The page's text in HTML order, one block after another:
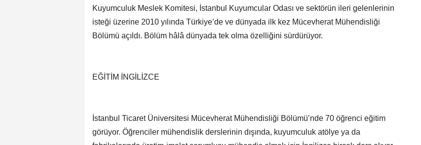
Kuyumculuk Meslek Komitesi, İstanbul Kuyumcular Odası ve sektörün ileri gelenlerinin
isteği üzerine 2010 yılında Türkiye’de ve dünyada ilk kez Mücevherat Mühendisliği
Bölümü açıldı. Bölüm hâlâ dünyada tek olma özelliğini sürdürüyor.
EĞİTİM İNGİLİZCE
İstanbul Ticaret Üniversitesi Mücevherat Mühendisliği Bölümü’nde 70 öğrenci eğitim
görüyor. Öğrenciler mühendislik derslerinin dışında, kuyumculuk atölye ya da